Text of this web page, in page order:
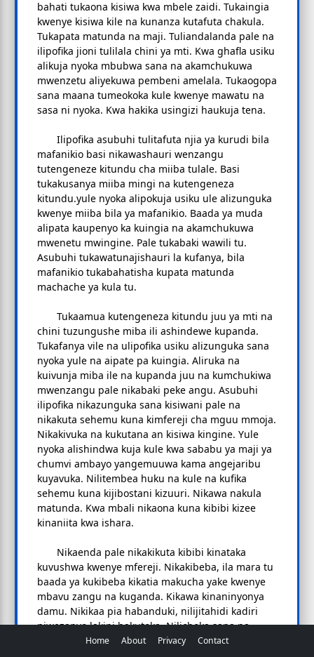
bahati tukaona kisiwa kwa mbele zaidi. Tukaingia
kwenye kisiwa kile na kunanza kutafuta chakula.
Tukapata matunda na maji. Tuliandalanda pale na
ilipofika jioni tulilala chini ya mti. Kwa ghafla usiku
alikuja nyoka mbubwa sana na akamchukuwa
mwenzetu aliyekuwa pembeni amelala. Tukaogopa
sana maana tumeokoka kule kwenye mawatu na
sasa ni nyoka. Kwa hakika usingizi haukuja tena.
Ilipofika asubuhi tulitafuta njia ya kurudi bila
mafanikio basi nikawashauri wenzangu
tutengeneze kitundu cha miiba tulale. Basi
tukakusanya miiba mingi na kutengeneza
kitundu.yule nyoka alipokuja usiku ule alizunguka
kwenye miiba bila ya mafanikio. Baada ya muda
alipata kaupenyo ka kuingia na akamchukuwa
mwenetu mwingine. Pale tukabaki wawili tu.
Asubuhi tukawatunajishauri la kufanya, bila
mafanikio tukabahatisha kupata matunda
machache ya kula tu.
Tukaamua kutengeneza kitundu juu ya mti na
chini tuzungushe miba ili ashindewe kupanda.
Tukafanya vile na ulipofika usiku alizunguka sana
nyoka yule na aipate pa kuingia. Aliruka na
kuivunja miba ile na kupanda juu na kumchukiwa
mwenzangu pale nikabaki peke angu. Asubuhi
ilipofika nikazunguka sana kisiwani pale na
nikakuta sehemu kuna kimfereji cha mguu mmoja.
Nikakivuka na kukutana an kisiwa kingine. Yule
nyoka alishindwa kuja kule kwa sababu ya maji ya
chumvi ambayo yangemuuwa kama angejaribu
kuyavuka. Nilitembea huku na kule na kufika
sehemu kuna kijibostani kizuuri. Nikawa nakula
matunda. Kwa mbali nikaona kuna kibibi kizee
kinaniita kwa ishara.
Nikaenda pale nikakikuta kibibi kinataka
kuvushwa kwenye mfereji. Nikakibeba, ila mara tu
baada ya kukibeba kikatia makucha yake kwenye
mbavu zangu na kuganda. Kikawa kinaninyonya
damu. Nikikaa pia habanduki, nilijitahidi kadiri
niwezanyo lakini hakutoka. Nilichoka sana na
nikaanza kupoteza nguvu na kukonda zaidi. Siku
Home About Privacy Contact